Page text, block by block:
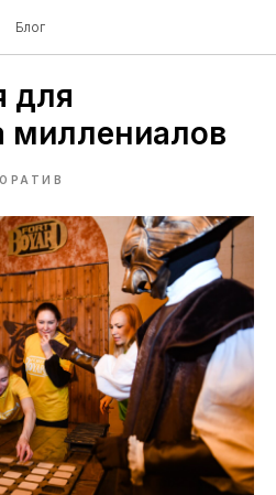
Блог
для
миллениалов